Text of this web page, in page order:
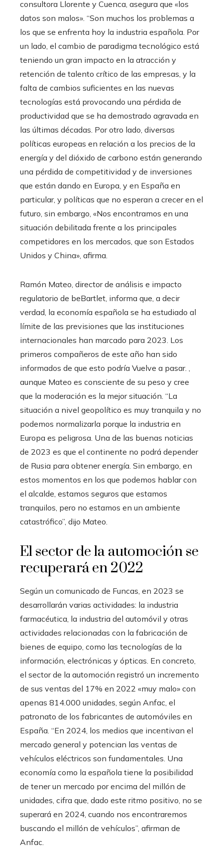
consultora Llorente y Cuenca, asegura que «los
datos son malos». “Son muchos los problemas a
los que se enfrenta hoy la industria española. Por
un lado, el cambio de paradigma tecnológico está
teniendo un gran impacto en la atracción y
retención de talento crítico de las empresas, y la
falta de cambios suficientes en las nuevas
tecnologías está provocando una pérdida de
productividad que se ha demostrado agravada en
las últimas décadas. Por otro lado, diversas
políticas europeas en relación a los precios de la
energía y del dióxido de carbono están generando
una pérdida de competitividad y de inversiones
que están dando en Europa, y en España en
particular, y políticas que no esperan a crecer en el
futuro, sin embargo, «Nos encontramos en una
situación debilitada frente a los principales
competidores en los mercados, que son Estados
Unidos y China», afirma.
Ramón Mateo, director de análisis e impacto
regulatorio de beBartlet, informa que, a decir
verdad, la economía española se ha estudiado al
límite de las previsiones que las instituciones
internacionales han marcado para 2023. Los
primeros compañeros de este año han sido
informados de que esto podría Vuelve a pasar. ,
aunque Mateo es consciente de su peso y cree
que la moderación es la mejor situación. “La
situación a nivel geopolítico es muy tranquila y no
podemos normalizarla porque la industria en
Europa es peligrosa. Una de las buenas noticias
de 2023 es que el continente no podrá depender
de Rusia para obtener energía. Sin embargo, en
estos momentos en los que podemos hablar con
el alcalde, estamos seguros que estamos
tranquilos, pero no estamos en un ambiente
catastrófico”, dijo Mateo.
El sector de la automoción se
recuperará en 2022
Según un comunicado de Funcas, en 2023 se
desarrollarán varias actividades: la industria
farmacéutica, la industria del automóvil y otras
actividades relacionadas con la fabricación de
bienes de equipo, como las tecnologías de la
información, electrónicas y ópticas. En concreto,
el sector de la automoción registró un incremento
de sus ventas del 17% en 2022 «muy malo» con
apenas 814.000 unidades, según Anfac, el
patronato de los fabricantes de automóviles en
España. “En 2024, los medios que incentivan el
mercado general y potencian las ventas de
vehículos eléctricos son fundamentales. Una
economía como la española tiene la posibilidad
de tener un mercado por encima del millón de
unidades, cifra que, dado este ritmo positivo, no se
superará en 2024, cuando nos encontraremos
buscando el millón de vehículos”, afirman de
Anfac.